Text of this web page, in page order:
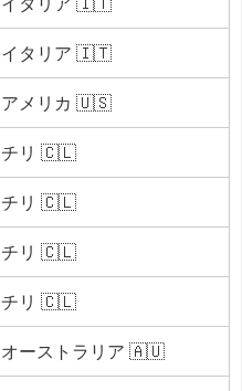
イタリア 🇮🇹
アメリカ 🇺🇸
チリ 🇨🇱
チリ 🇨🇱
チリ 🇨🇱
チリ 🇨🇱
オーストラリア 🇦🇺